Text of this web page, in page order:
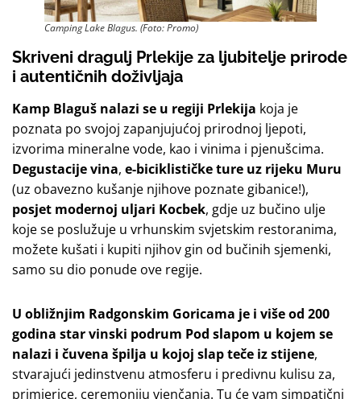
Camping Lake Blagus. (Foto: Promo)
Skriveni dragulj Prlekije za ljubitelje prirode
i autentičnih doživljaja
Kamp Blaguš nalazi se u regiji Prlekija koja je
poznata po svojoj zapanjujućoj prirodnoj ljepoti,
izvorima mineralne vode, kao i vinima i pjenušcima.
Degustacije vina, e-biciklističke ture uz rijeku Muru
(uz obavezno kušanje njihove poznate gibanice!),
posjet modernoj uljari Kocbek, gdje uz bučino ulje
koje se poslužuje u vrhunskim svjetskim restoranima,
možete kušati i kupiti njihov gin od bučinih sjemenki,
samo su dio ponude ove regije.
U obližnjim Radgonskim Goricama je i više od 200
godina star vinski podrum Pod slapom u kojem se
nalazi i čuvena špilja u kojoj slap teče iz stijene,
stvarajući jedinstvenu atmosferu i predivnu kulisu za,
primjerice, ceremoniju vjenčanja. Tu će vam simpatični